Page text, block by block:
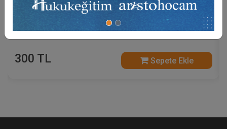
Güncel Gelişmelerle Malpraktis Davaları Video
Eğitimi
300 TL Sepete Ekle